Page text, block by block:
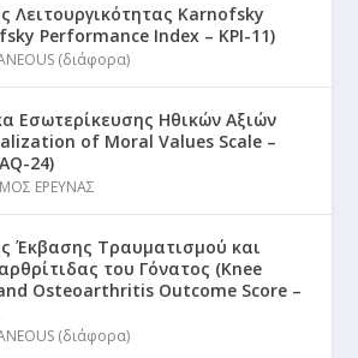
Λειτουργικότητας Karnofsky
Performance Index – KPI-11)
(διάφορα)
Εσωτερίκευσης Ηθικών Αξιών
of Moral Values Scale –
24)
ΕΡΕΥΝΑΣ
Έκβασης Τραυματισμού και
του Γόνατος (Knee
Osteoarthritis Outcome Score –
(διάφορα)